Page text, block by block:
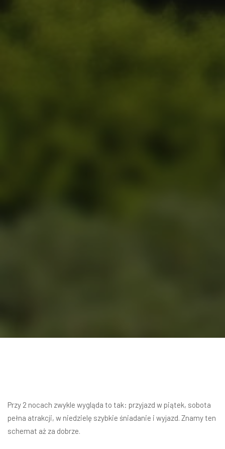
Przy 2 nocach zwykle wygląda to tak: przyjazd w piątek, sobota
pełna atrakcji, w niedzielę szybkie śniadanie i wyjazd. Znamy ten
schemat aż za dobrze.